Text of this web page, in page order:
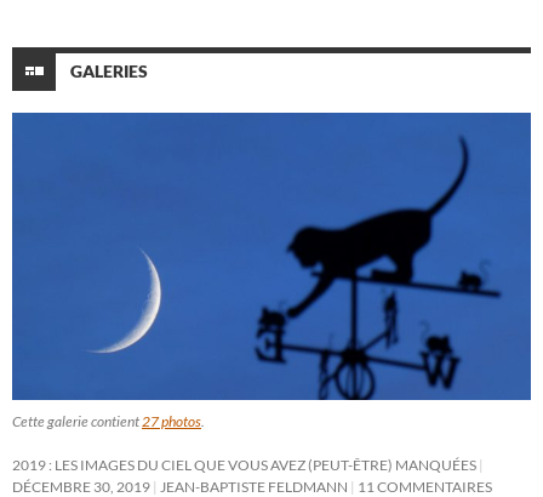
GALERIES
Cette galerie contient 27 photos
2019 : LES IMAGES DU CIEL QUE VOUS AVEZ (PEUT-ÊTRE) MANQUÉES
DÉCEMBRE 30, 2019
JEAN-BAPTISTE FELDMANN 11 COMMENTAIRES